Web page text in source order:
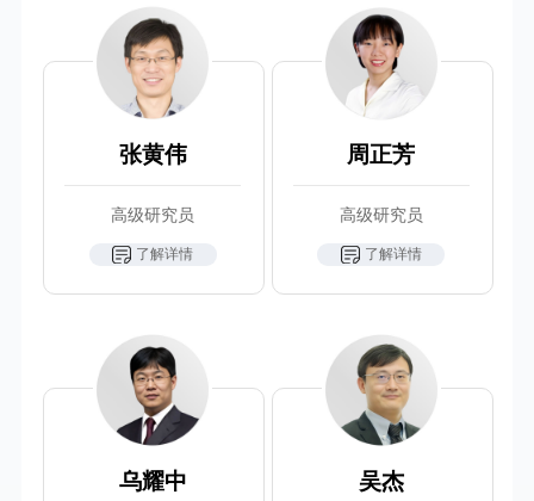
张黄伟
高级研究员
了解详情
周正芳
高级研究员
了解详情
乌耀中 吴杰